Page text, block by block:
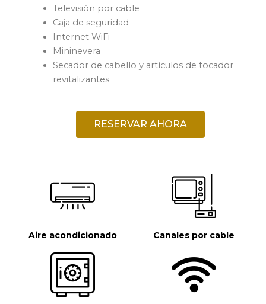
Televisión por cable
Caja de seguridad
Internet WiFi
Mininevera
Secador de cabello y artículos de tocador
revitalizantes
RESERVAR AHORA
Aire acondicionado Canales por cable